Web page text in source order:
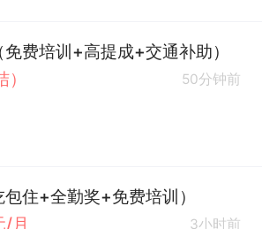
费培训+高提成+交通补助）
50分钟前
住+全勤奖+免费培训）
月
3小时前